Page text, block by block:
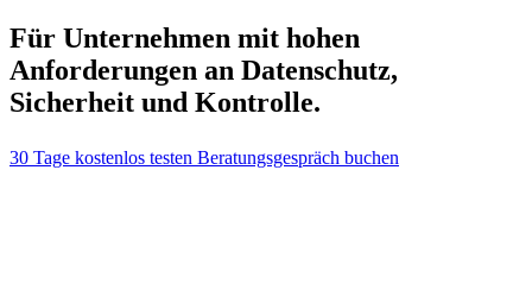
Für Unternehmen mit hohen
Anforderungen an Datenschutz,
Sicherheit und Kontrolle.
30 Tage kostenlos testen Beratungsgespräch buchen